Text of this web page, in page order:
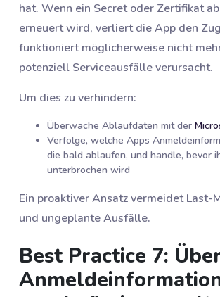
hat. Wenn ein Secret oder Zertifikat
erneuert wird, verliert die App den
funktioniert möglicherweise nicht
potenziell Serviceausfälle verursacht.
Um dies zu verhindern:
Überwache Ablaufdaten mit der
Verfolge, welche Apps
die bald ablaufen, und handle, bevor
unterbrochen wird
Ein proaktiver Ansatz vermeidet Last-
und ungeplante Ausfälle.
Best Practice 7: